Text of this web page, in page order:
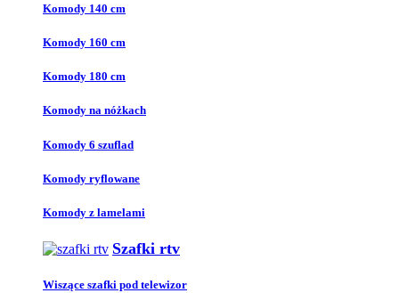
Komody 140 cm
Komody 160 cm
Komody 180 cm
Komody na nóżkach
Komody 6 szuflad
Komody ryflowane
Komody z lamelami
Szafki rtv
Wiszące szafki pod telewizor